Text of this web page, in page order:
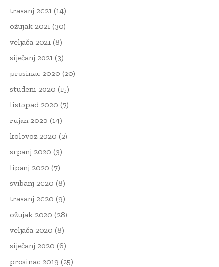
travanj 2021 (14)
ožujak 2021 (30)
veljača 2021 (8)
siječanj 2021 (3)
prosinac 2020 (20)
studeni 2020 (15)
listopad 2020 (7)
rujan 2020 (14)
kolovoz 2020 (2)
srpanj 2020 (3)
lipanj 2020 (7)
svibanj 2020 (8)
travanj 2020 (9)
ožujak 2020 (28)
veljača 2020 (8)
siječanj 2020 (6)
prosinac 2019 (25)